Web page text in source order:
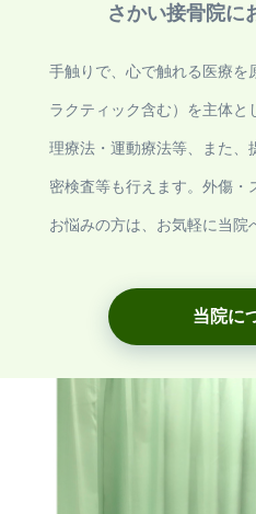
さかい接骨院に
手触りで、心で触れる医療を
ラクティック含む）を主体と
理療法・運動療法等、また、
密検査等も行えます。外傷・
お悩みの方は、お気軽に当院
当院に